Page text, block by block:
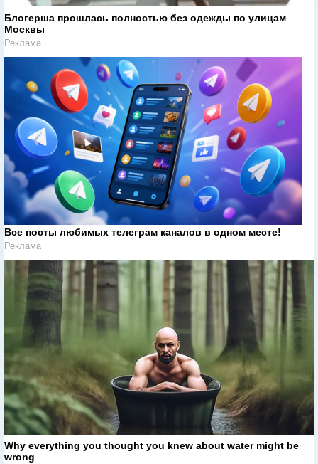
Блогерша прошлась полностью без одежды по улицам
Москвы
Реклама
Все посты любимых телеграм каналов в одном месте!
Реклама
Why everything you thought you knew about water might be
wrong